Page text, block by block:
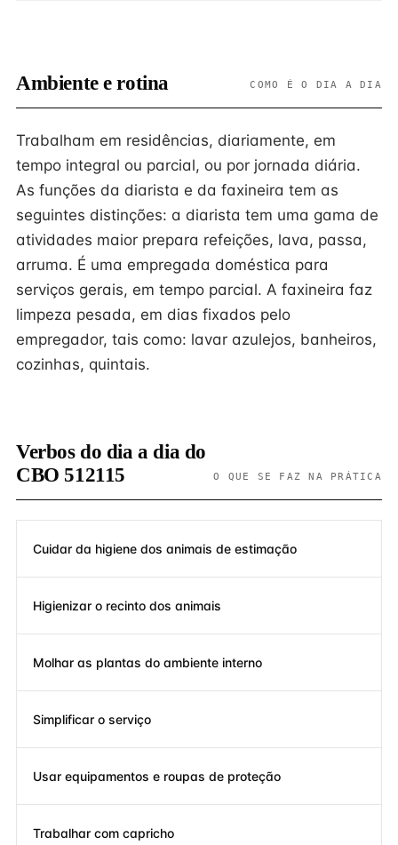
Ambiente e rotina COMO É O DIA A DIA
Trabalham em residências, diariamente, em
tempo integral ou parcial, ou por jornada diária.
As funções da diarista e da faxineira tem as
seguintes distinções: a diarista tem uma gama de
atividades maior prepara refeições, lava, passa,
arruma. É uma empregada doméstica para
serviços gerais, em tempo parcial. A faxineira faz
limpeza pesada, em dias fixados pelo
empregador, tais como: lavar azulejos, banheiros,
cozinhas, quintais.
Verbos do dia a dia do
CBO 512115
O QUE SE FAZ NA PRÁTICA
Cuidar da higiene dos animais de estimação
Higienizar o recinto dos animais
Molhar as plantas do ambiente interno
Simplificar o serviço
Usar equipamentos e roupas de proteção
Trabalhar com capricho